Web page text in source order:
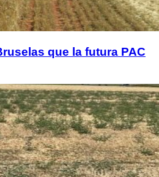
que la futura PAC